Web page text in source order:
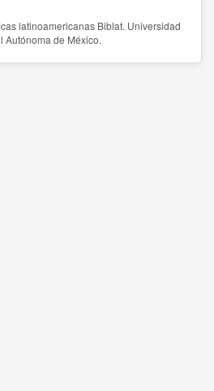
latinoamericanas Biblat. Universidad
Autónoma de México.